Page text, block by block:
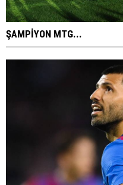
ŞAMPİYON MTG...